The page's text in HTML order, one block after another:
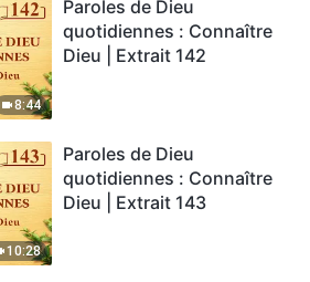
8:44
Paroles de Dieu
quotidiennes : Connaître
Dieu | Extrait 142
10:28
Paroles de Dieu
quotidiennes : Connaître
Dieu | Extrait 143